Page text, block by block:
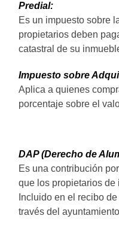
Predial:
Es un impuesto sobre
propietarios deben
catastral de su
Impuesto sobre
Aplica a quienes
porcentaje sobre el
DAP (Derecho de
Es una contribución
que los propietarios de
Incluido en el recibo
través del